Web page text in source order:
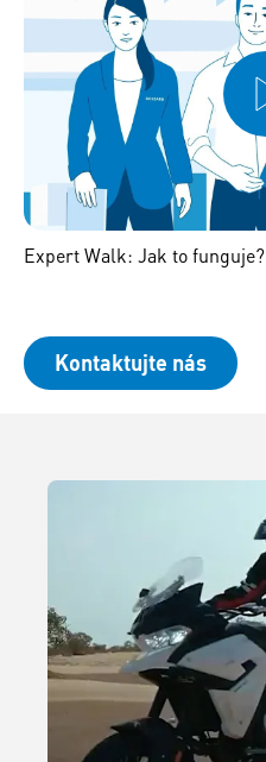
Expert Walk: Jak to funguje?
Kontaktujte nás